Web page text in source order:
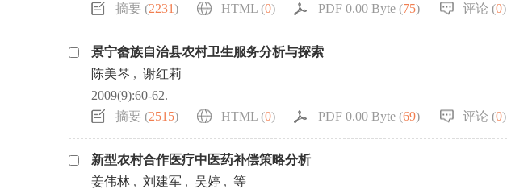
摘要 (2231) HTML (0) PDF 0.00 Byte (75) 评论 (0)
景宁畲族自治县农村卫生服务分析与探索
陈美琴 , 谢红莉
2009(9):60-62.
摘要 (2515) HTML (0) PDF 0.00 Byte (69) 评论 (0)
新型农村合作医疗中医药补偿策略分析
姜伟林 , 刘建军 , 吴婷 , 等